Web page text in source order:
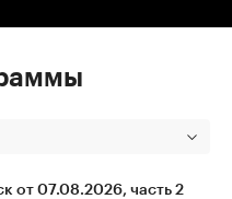
от 07.08.2026, часть 2